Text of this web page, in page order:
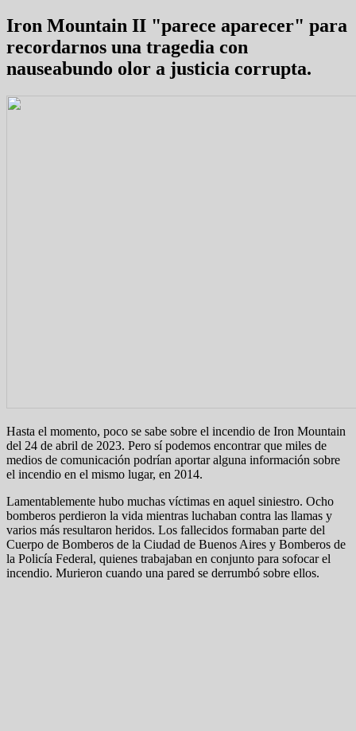
Iron Mountain II "parece aparecer" para
recordarnos una tragedia con
nauseabundo olor a justicia corrupta.
Hasta el momento, poco se sabe sobre el incendio de Iron Mountain
del 24 de abril de 2023. Pero sí podemos encontrar que miles de
medios de comunicación podrían aportar alguna información sobre
el incendio en el mismo lugar, en 2014.
Lamentablemente hubo muchas víctimas en aquel siniestro. Ocho
bomberos perdieron la vida mientras luchaban contra las llamas y
varios más resultaron heridos. Los fallecidos formaban parte del
Cuerpo de Bomberos de la Ciudad de Buenos Aires y Bomberos de
la Policía Federal, quienes trabajaban en conjunto para sofocar el
incendio. Murieron cuando una pared se derrumbó sobre ellos.